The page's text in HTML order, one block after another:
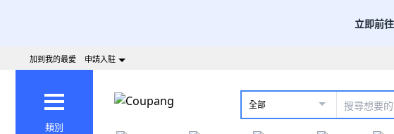
立即前
加到我的最愛 申請入駐
類別
全部